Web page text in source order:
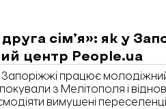
сім’я»: як у
центр People.ua
Запоріжжі працює
з Мелітополя і
вимушені переселенці